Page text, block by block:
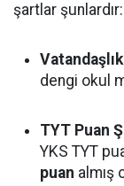
şartlar şunlardır:
dengi okul
TYT Puan
YKS TYT
puan almış